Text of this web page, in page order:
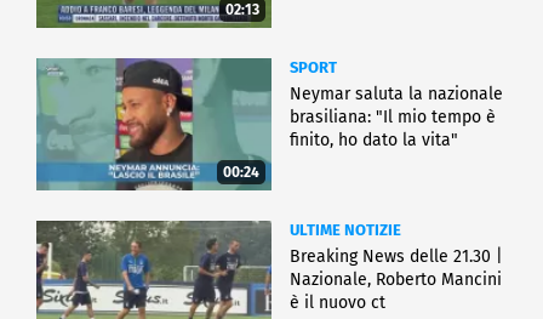
02:13
00:24
SPORT
Neymar saluta la nazionale
brasiliana: "Il mio tempo è
finito, ho dato la vita"
ULTIME NOTIZIE
Breaking News delle 21.30 |
Nazionale, Roberto Mancini
è il nuovo ct